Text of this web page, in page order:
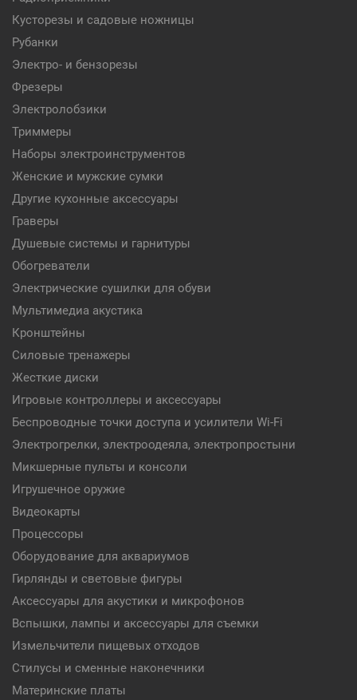
Кусторезы и садовые ножницы
Рубанки
Электро- и бензорезы
Фрезеры
Электролобзики
Триммеры
Наборы электроинструментов
Женские и мужские сумки
Другие кухонные аксессуары
Граверы
Душевые системы и гарнитуры
Обогреватели
Электрические сушилки для обуви
Мультимедиа акустика
Кронштейны
Силовые тренажеры
Жесткие диски
Игровые контроллеры и аксессуары
Беспроводные точки доступа и усилители Wi-Fi
Электрогрелки, электроодеяла, электропростыни
Микшерные пульты и консоли
Игрушечное оружие
Видеокарты
Процессоры
Оборудование для аквариумов
Гирлянды и световые фигуры
Аксессуары для акустики и микрофонов
Вспышки, лампы и аксессуары для съемки
Измельчители пищевых отходов
Стилусы и сменные наконечники
Материнские платы